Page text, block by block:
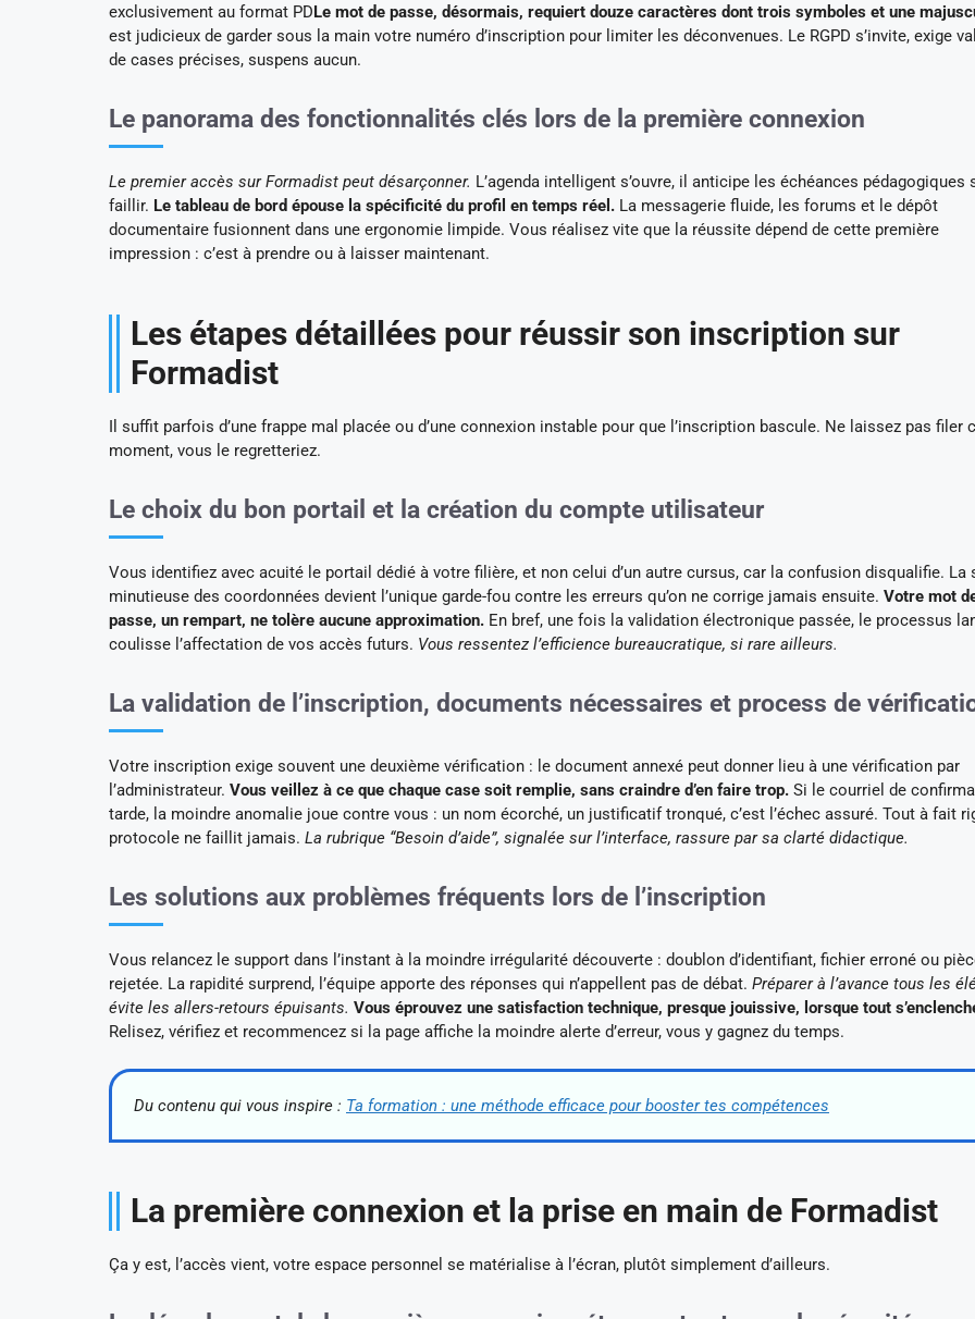
exclusivement au format PD Le mot de passe, désormais, requiert douze caractères dont trois symboles et une
est judicieux de garder sous la main votre numéro d’inscription pour limiter les déconvenues. Le RGPD s’invite, exige
de cases précises, suspens aucun.
Le panorama des fonctionnalités clés lors de la première connexion
Le premier accès sur Formadist peut désarçonner. L’agenda intelligent s’ouvre, il anticipe les échéances pédagogiques
faillir. Le tableau de bord épouse la spécificité du profil en temps réel. La messagerie fluide, les forums et le dépôt
documentaire fusionnent dans une ergonomie limpide. Vous réalisez vite que la réussite dépend de cette première
impression : c’est à prendre ou à laisser maintenant.
Les étapes détaillées pour réussir son inscription sur
Formadist
Il suffit parfois d’une frappe mal placée ou d’une connexion instable pour que l’inscription bascule. Ne laissez pas filer
moment, vous le regretteriez.
Le choix du bon portail et la création du compte utilisateur
Vous identifiez avec acuité le portail dédié à votre filière, et non celui d’un autre cursus, car la confusion disqualifie. La
minutieuse des coordonnées devient l’unique garde-fou contre les erreurs qu’on ne corrige jamais ensuite. Votre mot
passe, un rempart, ne tolère aucune approximation. En bref, une fois la validation électronique passée, le processus
coulisse l’affectation de vos accès futurs. Vous ressentez l’efficience bureaucratique, si rare ailleurs.
La validation de l’inscription, documents nécessaires et process de
Votre inscription exige souvent une deuxième vérification : le document annexé peut donner lieu à une vérification par
l’administrateur. Vous veillez à ce que chaque case soit remplie, sans craindre d’en faire trop. Si le courriel de
tarde, la moindre anomalie joue contre vous : un nom écorché, un justificatif tronqué, c’est l’échec assuré. Tout à fait
protocole ne faillit jamais. La rubrique “Besoin d’aide”, signalée sur l’interface, rassure par sa clarté didactique.
Les solutions aux problèmes fréquents lors de l’inscription
Vous relancez le support dans l’instant à la moindre irrégularité découverte : doublon d’identifiant, fichier erroné ou
rejetée. La rapidité surprend, l’équipe apporte des réponses qui n’appellent pas de débat. Préparer à l’avance tous les
évite les allers-retours épuisants. Vous éprouvez une satisfaction technique, presque jouissive, lorsque tout
Relisez, vérifiez et recommencez si la page affiche la moindre alerte d’erreur, vous y gagnez du temps.
Du contenu qui vous inspire : Ta formation : une méthode efficace pour booster tes compétences
La première connexion et la prise en main de Formadist
Ça y est, l’accès vient, votre espace personnel se matérialise à l’écran, plutôt simplement d’ailleurs.